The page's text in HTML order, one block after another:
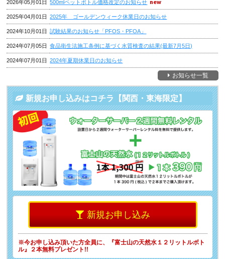
2026年05月01日 500mlペットボトル価格改定のお知らせ
2025年04月01日 2025年 ゴールデンウィーク休業日のお知らせ
2024年10月01日 試験結果のお知らせ「PFOS・PFOA」
2024年07月05日 食品衛生法施工条例に基づく水質検査の結果(最新7月5日)
2024年07月01日 2024年夏期休業日のお知らせ
お知らせ一覧
新規お申し込みはコチラ【関西・東海限定】
新規お申し込み
※今お申し込み頂いた方全員に、
『富士山の天然水１２リットルボト
ル』２本無料プレゼント!!